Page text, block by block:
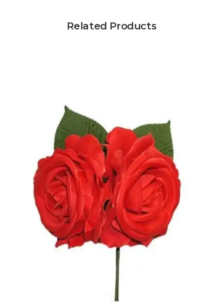
Related Products